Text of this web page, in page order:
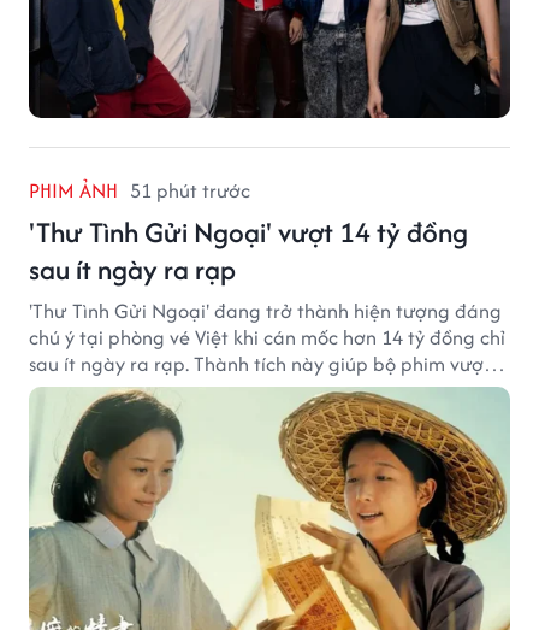
PHIM ẢNH 51 phút trước
'Thư Tình Gửi Ngoại' vượt 14 tỷ đồng
sau ít ngày ra rạp
'Thư Tình Gửi Ngoại' đang trở thành hiện tượng đáng
chú ý tại phòng vé Việt khi cán mốc hơn 14 tỷ đồng chỉ
sau ít ngày ra rạp. Thành tích này giúp bộ phim vượt
kỳ vọng ban đầu và duy trì sức hút giữa cuộc cạnh
tranh của nhiều tác phẩm lớn.